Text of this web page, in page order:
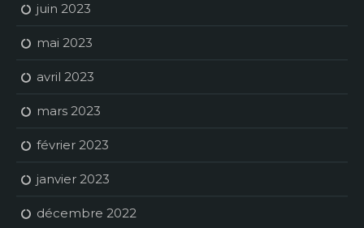
juin 2023
mai 2023
avril 2023
mars 2023
février 2023
janvier 2023
décembre 2022